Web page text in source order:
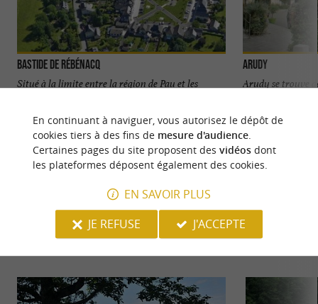
Bastide de Rébénacq
Situé à la limite entre la région de Pau et les
2,4 km - Rébénacq
Arudy
Arudy se trouve
AUSSI
En continuant à naviguer, vous autorisez le dépôt de
cookies tiers à des fins de mesure d'audience.
Certaines pages du site proposent des vidéosdont
les plateformes déposent également des cookies.
EN SAVOIR PLUS
JE REFUSE
J'ACCEPTE